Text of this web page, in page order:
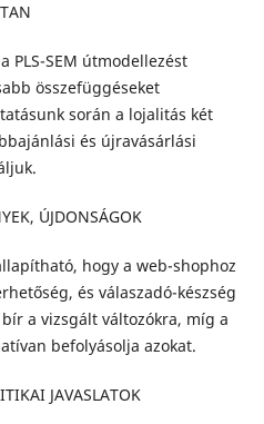
PLS-SEM útmodellezést
összefüggéseket
során a lojalitás két
és újravásárlási
ÚJDONSÁGOK
hogy a web-shophoz
és válaszadó-készség
a vizsgált változókra, míg a
befolyásolja azokat.
JAVASLATOK